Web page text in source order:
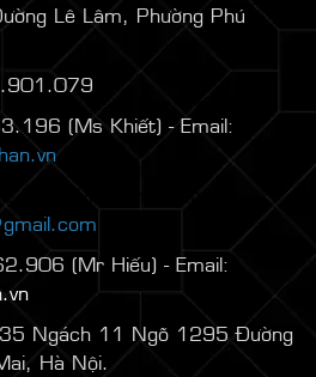
Lê Lâm, Phường Phú
(Ms Khiết) - Email:
(Mr Hiếu) - Email:
Ngách 11 Ngõ 1295 Đường
Hà Nội.